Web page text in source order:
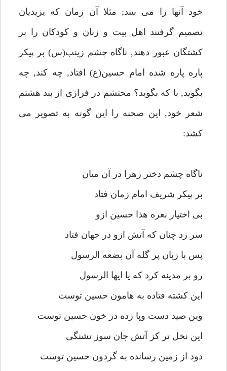
خود آنها را مى بيند; مثلا آن زمان كه يزيديان
تصميم گرفتند اهل بيت و زنان و كودكان را بر
كشتگان عبور دهند, ناگاه چشم زينب(س) بر پيكر
پاره پاره شده امام حسين(ع) افتاد, چه كند, چه
بگويد, با كه بگويد؟ محتشم در فرازى از بند هشتم
شعر خود, اين صحنه را اين گونه به تصوير مى
كشد:
ناگاه چشم دختر زهرا در آن ميان
بر پيكر شريف امام زمان فتاد
بى اختيار نعره هذا حسين ازو
سر زد چنان كه آتش ازو در جهان فتاد
پس با زبان پر گله آن بضعه الرسول
رو بر مدينه كرد كه يا ايها الرسول
اين كشته فتاده به هامون حسين توست
وين صيد دست وپا زده در خون حسين توست
اين نخل تر كز آتش جان سوز تشنگى
دود از زمين رسانده به گردون حسين توست